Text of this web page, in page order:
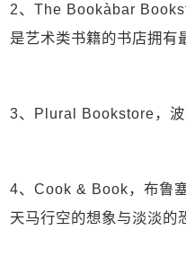
2、The Bookàbar
是艺术类书籍的书店拥有
3、Plural Bookstore，波
4、Cook & Book，布鲁
天马行空的想象与淡淡的